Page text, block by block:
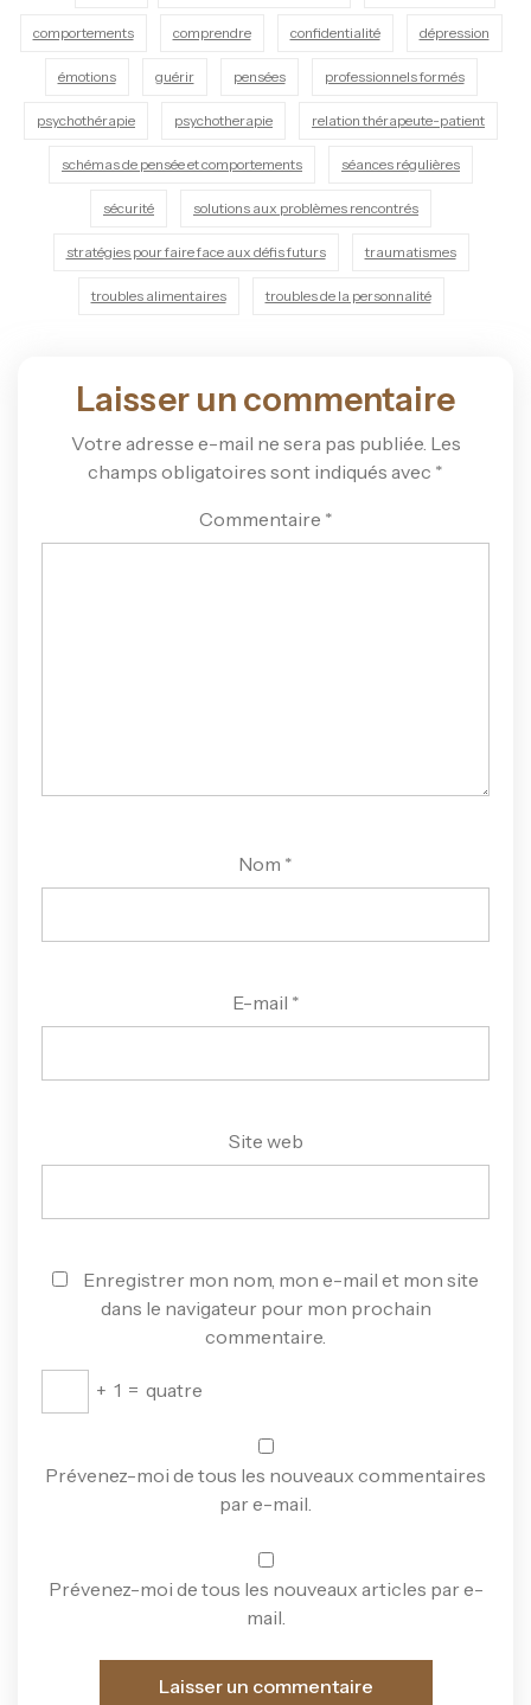
comportements comprendre confidentialité dépression
émotions guérir pensées professionnels formés
psychothérapie psychotherapie relation thérapeute-patient
schémas de pensée et comportements séances régulières
sécurité solutions aux problèmes rencontrés
stratégies pour faire face aux défis futurs traumatismes
troubles alimentaires troubles de la personnalité
Laisser un commentaire
Votre adresse e-mail ne sera pas publiée. Les
champs obligatoires sont indiqués avec *
Commentaire *
Nom *
E-mail *
Site web
Enregistrer mon nom, mon e-mail et mon site
dans le navigateur pour mon prochain
commentaire.
+ 1 = quatre
Prévenez-moi de tous les nouveaux commentaires
par e-mail.
Prévenez-moi de tous les nouveaux articles par e-
mail.